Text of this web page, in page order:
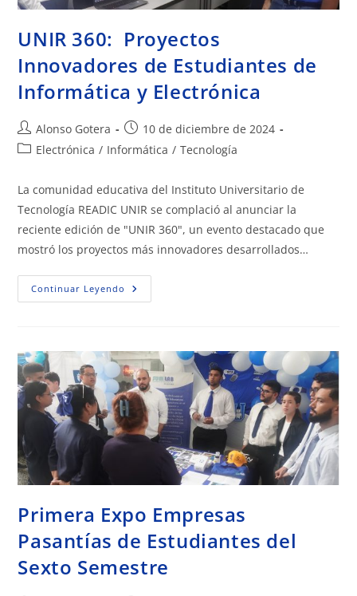
UNIR 360: Proyectos
Innovadores de Estudiantes de
Informática y Electrónica
Alonso Gotera
10 de diciembre de 2024
Electrónica / Informática / Tecnología
La comunidad educativa del Instituto Universitario de
Tecnología READIC UNIR se complació al anunciar la
reciente edición de "UNIR 360", un evento destacado que
mostró los proyectos más innovadores desarrollados…
Continuar Leyendo
Primera Expo Empresas
Pasantías de Estudiantes del
Sexto Semestre